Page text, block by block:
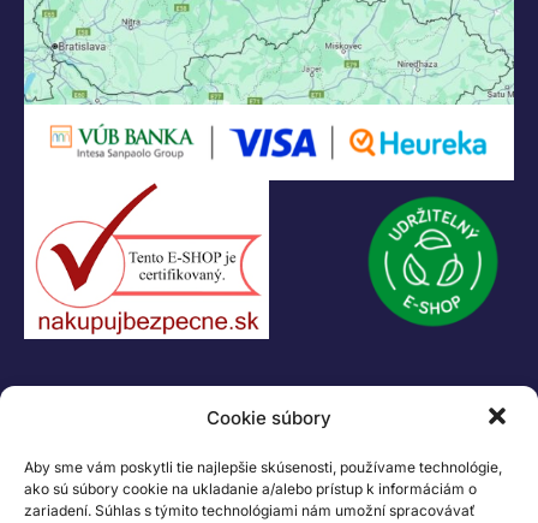
Cookie súbory
Aby sme vám poskytli tie najlepšie skúsenosti, používame technológie,
ako sú súbory cookie na ukladanie a/alebo prístup k informáciám o
zariadení. Súhlas s týmito technológiami nám umožní spracovávať
+421 907 919 608
legacik@legacik.sk